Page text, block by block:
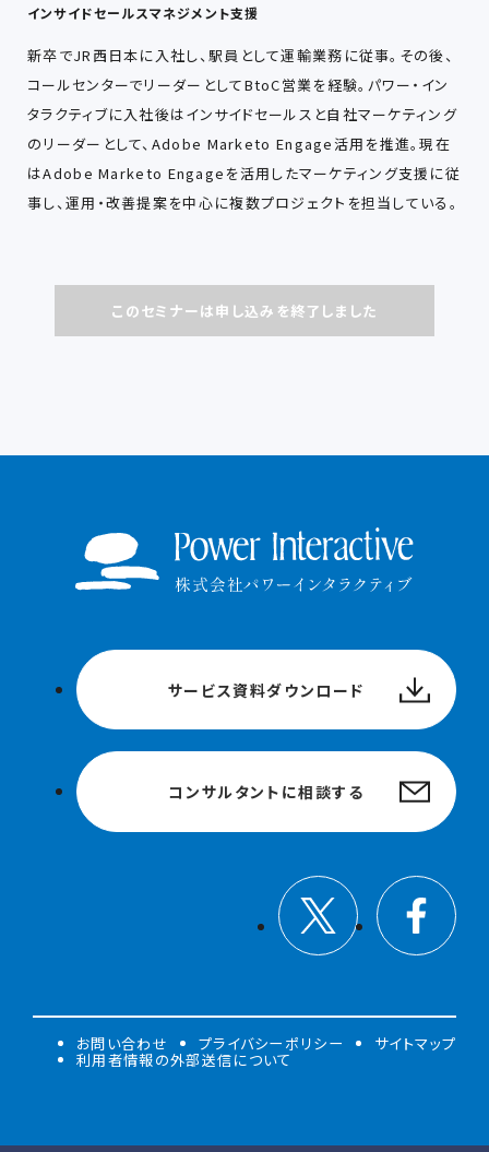
インサイドセールスマネジメント支援
新卒でJR西日本に入社し、駅員として運輸業務に従事。その後、
コールセンターでリーダーとしてBtoC営業を経験。パワー・イン
タラクティブに入社後はインサイドセールスと自社マーケティング
のリーダーとして、Adobe Marketo Engage活用を推進。現在
はAdobe Marketo Engageを活用したマーケティング支援に従
事し、運用・改善提案を中心に複数プロジェクトを担当している。
このセミナーは申し込みを終了しました
サービス資料ダウンロード
コンサルタントに相談する
お問い合わせ プライバシーポリシー サイトマップ
利用者情報の外部送信について